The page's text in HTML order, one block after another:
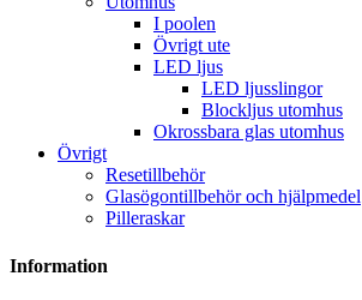
I poolen
Övrigt ute
LED ljus
LED ljusslingor
Blockljus utomhus
Okrossbara glas utomhus
Övrigt
Resetillbehör
Glasögontillbehör och hjälpmedel
Pilleraskar
Information